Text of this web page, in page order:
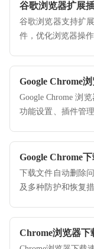
谷歌浏览器扩展
谷歌浏览器支持扩
件，优化浏览器操
Google Chrome
Google Chrome 浏
功能设置、插件管
Google Chrome
下载文件自动删除
及多种防护和恢复
Chrome浏览器下